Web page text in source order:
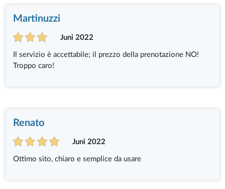
Martinuzzi
Juni 2022
Il servizio è accettabile; il prezzo della prenotazione NO!
Troppo caro!
Renato
Juni 2022
Ottimo sito, chiaro e semplice da usare